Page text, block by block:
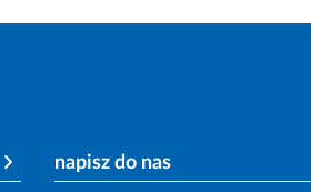
napisz do nas